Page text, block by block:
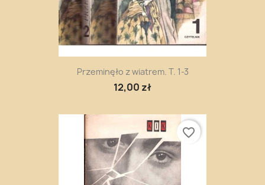
Przeminęło z wiatrem. T. 1-3
12,00 zł
favorite_border